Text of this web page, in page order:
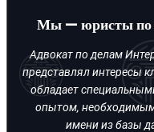
Мы — юристы по
Адвокат по делам
представлял интересы
обладает
опытом,
имени из базы